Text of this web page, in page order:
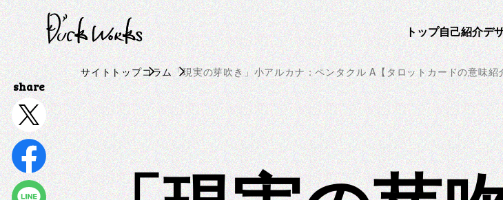
S
k
i
p
t
o
c
o
n
t
トップ自己紹介デ
サイトトップコラム「現実の芽吹き」小アルカナ：ペンタクル A【タロットカードの意味紹